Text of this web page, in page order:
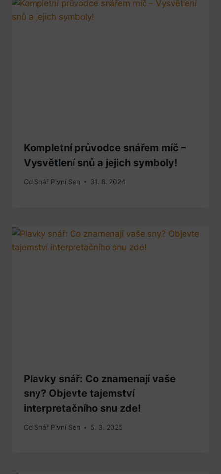
Kompletní průvodce snářem míč –
Vysvětlení snů a jejich symboly!
Od Snář Pivní Sen 31. 8. 2024
Plavky snář: Co znamenají vaše
sny? Objevte tajemství
interpretačního snu zde!
Od Snář Pivní Sen 5. 3. 2025